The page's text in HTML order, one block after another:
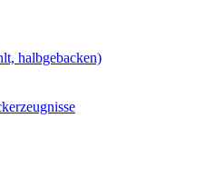
halbgebacken)